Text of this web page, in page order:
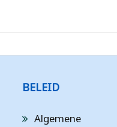
BELEID
Algemene